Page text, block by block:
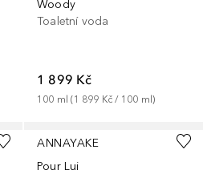
Woody
Toaletní voda
1 899 Kč
100 ml (1 899 Kč / 100 ml)
ANNAYAKE
Pour Lui